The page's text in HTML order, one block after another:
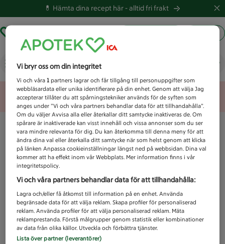
💊 Hämta dina recept här -alltid fri frakt
Vad letar du efter idag?
Unknown error
Vi bryr oss om din integritet
Vi och våra1 partners lagrar och får tillgång till personuppgifter som
webbläsardata eller unika identifierare på din enhet. Genom att välja Jag
accepterar tillåter du att spårningstekniker används för de syften som
anges under ”Vi och våra partners behandlar data för att tillhandahålla”.
Om du väljer Avvisa alla eller återkallar ditt samtycke inaktiveras de. Om
spårare är inaktiverade kan visst innehåll och vissa annonser som du ser
vara mindre relevanta för dig. Du kan återkomma till denna meny för att
ändra dina val eller återkalla ditt samtycke när som helst genom att klicka
på länken Anpassa cookieinställningar längst ned på webbsidan. Dina val
kommer att ha effekt inom vår Webbplats. Mer information finns i vår
integritetspolicy.
Vi och våra partners behandlar data för att tillhandahålla:
Lagra och/eller få åtkomst till information på en enhet. Använda
begränsade data för att välja reklam. Skapa profiler för personaliserad
reklam. Använda profiler för att välja personaliserad reklam. Mäta
reklamprestanda. Förstå målgrupper genom statistik eller kombinationer
av data från olika källor. Utveckla och förbättra tjänster.
Lista över partner (leverantörer)